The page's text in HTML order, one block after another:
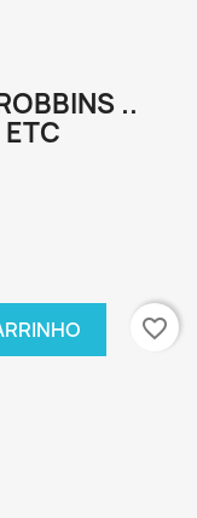
..
favorite_border